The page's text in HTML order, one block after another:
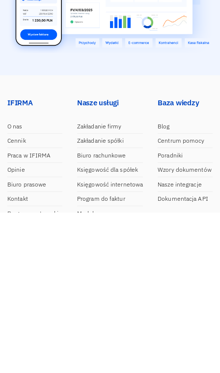
IFIRMA
O nas
Cennik
Praca w IFIRMA
Opinie
Biuro prasowe
Kontakt
Program partnerski
Nasze usługi
Zakładanie firmy
Zakładanie spółki
Biuro rachunkowe
Księgowość dla spółek
Księgowość internetowa
Program do faktur
Moduł e-commerce
Baza wiedzy
Blog
Centrum pomocy
Poradniki
Wzory dokumentów
Nasze integracje
Dokumentacja API